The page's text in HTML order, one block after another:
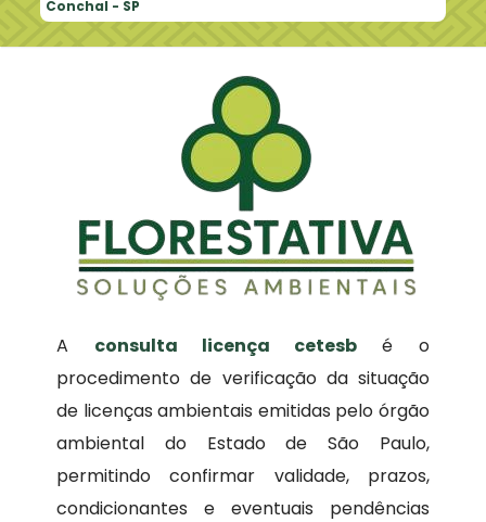
Conchal - SP
A consulta licença cetesb é o
procedimento de verificação da situação
de licenças ambientais emitidas pelo órgão
ambiental do Estado de São Paulo,
permitindo confirmar validade, prazos,
condicionantes e eventuais pendências